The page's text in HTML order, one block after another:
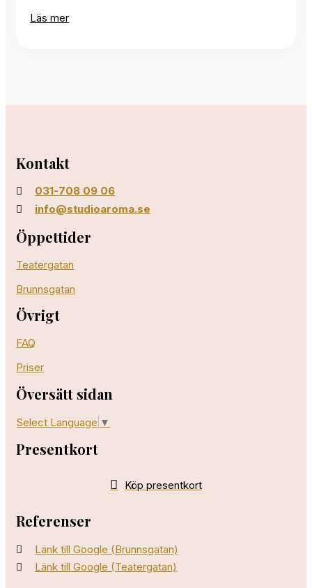
Läs mer
Kontakt
031-708 09 06
info@studioaroma.se
Öppettider
Teatergatan
Brunnsgatan
Övrigt
FAQ
Priser
Översätt sidan
Select Language ▼
Presentkort
Köp presentkort
Referenser
Länk till Google (Brunnsgatan)
Länk till Google (Teatergatan)